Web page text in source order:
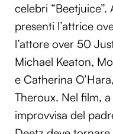
celebri
presenti l’attrice
l’attore over 50
Michael Keaton,
e Catherina
Theroux. Nel film,
improvvisa del